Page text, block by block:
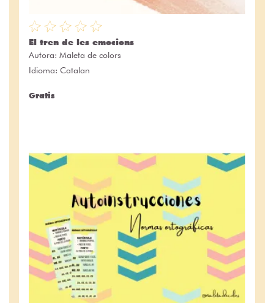
El tren de les emocions
Autora: Maleta de colors
Idioma: Catalan
Gratis